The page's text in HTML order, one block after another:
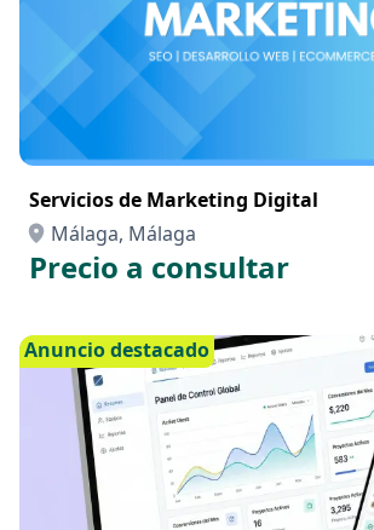
Servicios de Marketing Digital
Málaga, Málaga
Precio a consultar
Anuncio destacado